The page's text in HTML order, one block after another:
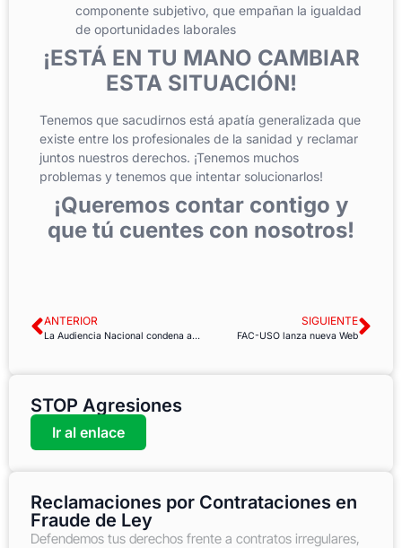
componente subjetivo, que empañan la igualdad
de oportunidades laborales
¡ESTÁ EN TU MANO CAMBIAR
ESTA SITUACIÓN!
Tenemos que sacudirnos está apatía generalizada que
existe entre los profesionales de la sanidad y reclamar
juntos nuestros derechos. ¡Tenemos muchos
problemas y tenemos que intentar solucionarlos!
¡Queremos contar contigo y
que tú cuentes con nosotros!
ANTERIOR
La Audiencia Nacional condena a una empresa por poner obstáculos a la negociación de un plan de igualdad
SIGUIENTE
FAC-USO lanza nueva Web
STOP Agresiones
Ir al enlace
Reclamaciones por Contrataciones en
Fraude de Ley
Defendemos tus derechos frente a contratos irregulares,